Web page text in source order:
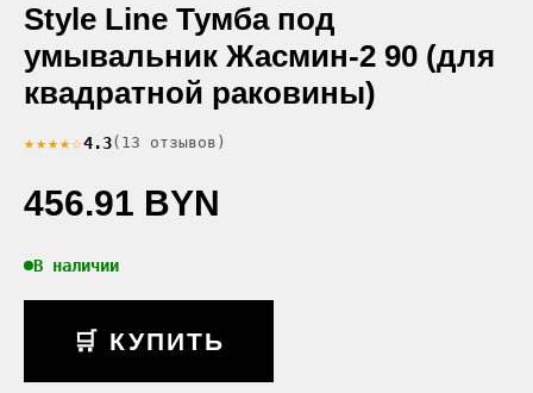
Style Line Тумба под
умывальник Жасмин-2 90 (для
квадратной раковины)
★★★★☆4.3(13 отзывов)
456.91 BYN
В наличии
🛒 КУПИТЬ